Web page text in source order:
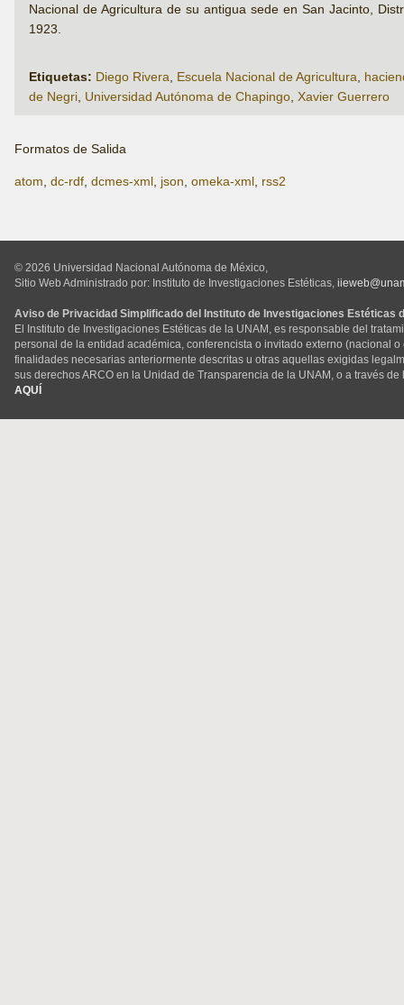
Nacional de Agricultura de su antigua sede en San Jacinto,
1923.
Etiquetas: Diego Rivera Escuela Nacional de Agricultura
de Negri Universidad Autónoma de Chapingo Xavier Guerrero
Formatos de Salida
atom, dc-rdf, dcmes-xml, json, omeka-xml, rss2
© 2026 Universidad Nacional Autónoma de México,
Sitio Web Administrado por: Instituto de Investigaciones Estéticas,
Aviso de Privacidad Simplificado del Instituto de Investigaciones Estéticas
El Instituto de Investigaciones Estéticas de la UNAM, es responsable del
personal de la entidad académica, conferencista o invitado externo (nacional
finalidades necesarias anteriormente descritas u otras aquellas exigidas
sus derechos ARCO en la Unidad de Transparencia de la UNAM, o a través
AQUÍ